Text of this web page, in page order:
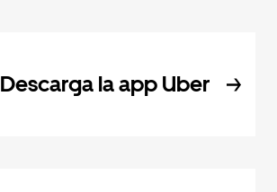
Descarga la app Uber